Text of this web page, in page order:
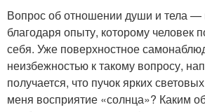
Вопрос об отношении души и тела —
благодаря опыту, которому человек
себя. Уже поверхностное
неизбежностью к такому вопросу,
получается, что пучок ярких
меня восприятие «солнца»? Каким